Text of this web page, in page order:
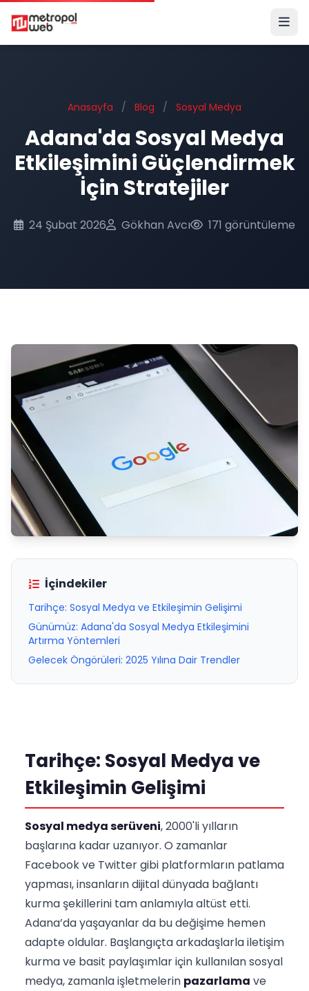
Ana içeriğe geç
Anasayfa / Blog / Sosyal Medya
Adana'da Sosyal Medya
Etkileşimini Güçlendirmek
İçin Stratejiler
24 Şubat 2026 Gökhan Avcı 171 görüntüleme
İçindekiler
Tarihçe: Sosyal Medya ve Etkileşimin Gelişimi
Günümüz: Adana'da Sosyal Medya Etkileşimini
Artırma Yöntemleri
Gelecek Öngörüleri: 2025 Yılına Dair Trendler
Tarihçe: Sosyal Medya ve
Etkileşimin Gelişimi
Sosyal medya serüveni, 2000'li yılların
başlarına kadar uzanıyor. O zamanlar
Facebook ve Twitter gibi platformların patlama
yapması, insanların dijital dünyada bağlantı
kurma şekillerini tam anlamıyla altüst etti.
Adana’da yaşayanlar da bu değişime hemen
adapte oldular. Başlangıçta arkadaşlarla iletişim
kurma ve basit paylaşımlar için kullanılan sosyal
medya, zamanla işletmelerin pazarlama ve